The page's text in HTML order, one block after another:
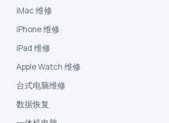
iMac 维修
iPhone 维修
iPad 维修
Apple Watch 维修
台式电脑维修
数据恢复